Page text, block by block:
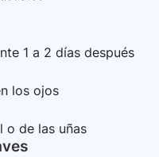
1 a 2 días después
los ojos
o de las uñas